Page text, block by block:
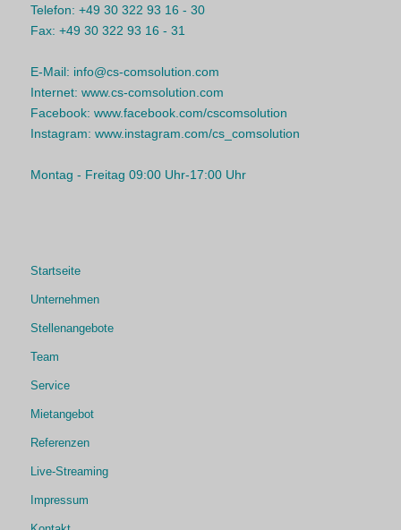
Telefon: +49 30 322 93 16 - 30
Fax: +49 30 322 93 16 - 31
E-Mail: info@cs-comsolution.com
Internet: www.cs-comsolution.com
Facebook: www.facebook.com/cscomsolution
Instagram: www.instagram.com/cs_comsolution
Montag - Freitag 09:00 Uhr-17:00 Uhr
Startseite
Unternehmen
Stellenangebote
Team
Service
Mietangebot
Referenzen
Live-Streaming
Impressum